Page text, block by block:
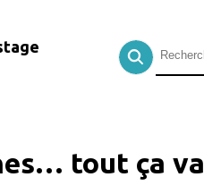
tout ça va